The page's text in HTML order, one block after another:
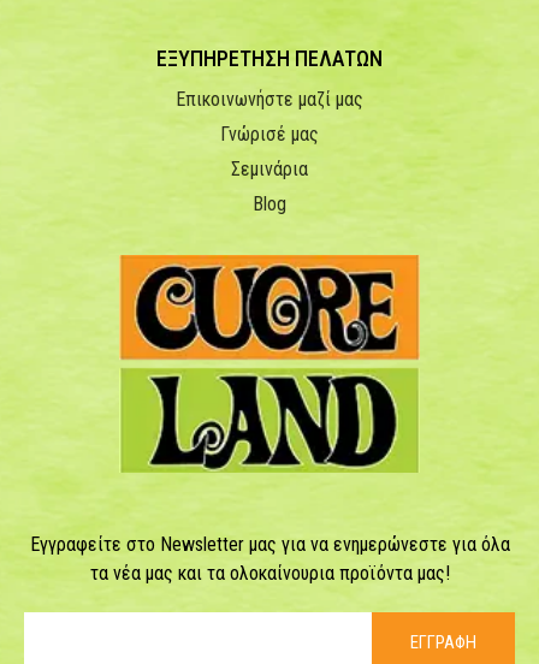
ΕΞΥΠΗΡΕΤΗΣΗ ΠΕΛΑΤΩΝ
Επικοινωνήστε μαζί μας
Γνώρισέ μας
Σεμινάρια
Blog
Εγγραφείτε στο Newsletter μας για να ενημερώνεστε για όλα
τα νέα μας και τα ολοκαίνουρια προϊόντα μας!
ΕΓΓΡΑΦΗ